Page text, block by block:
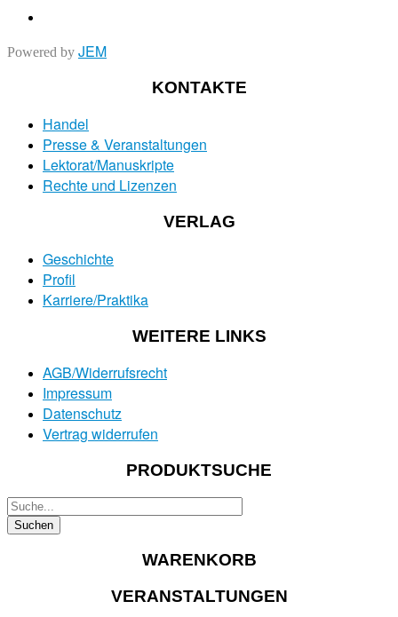
Powered by JEM
KONTAKTE
Handel
Presse & Veranstaltungen
Lektorat/Manuskripte
Rechte und Lizenzen
VERLAG
Geschichte
Profil
Karriere/Praktika
WEITERE LINKS
AGB/Widerrufsrecht
Impressum
Datenschutz
Vertrag widerrufen
PRODUKTSUCHE
WARENKORB
VERANSTALTUNGEN